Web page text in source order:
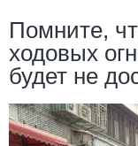
Помните,
ходовых
будет не